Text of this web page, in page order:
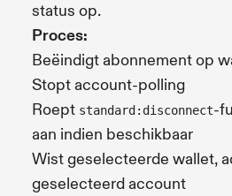
status op.
Proces:
Beëindigt abonnement op
Stopt account-polling
Roept standard:disconnect-
aan indien beschikbaar
Wist geselecteerde wallet,
geselecteerd account